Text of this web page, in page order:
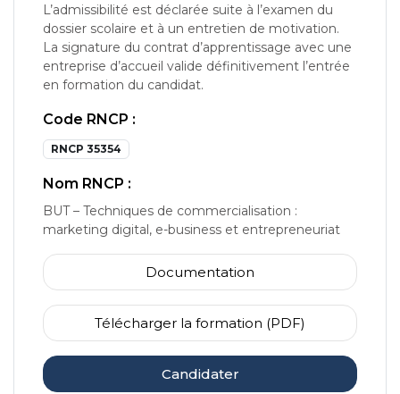
L’admissibilité est déclarée suite à l’examen du
dossier scolaire et à un entretien de motivation.
La signature du contrat d’apprentissage avec une
entreprise d’accueil valide définitivement l’entrée
en formation du candidat.
Code RNCP :
RNCP 35354
Nom RNCP :
BUT – Techniques de commercialisation :
marketing digital, e-business et entrepreneuriat
Documentation
Télécharger la formation (PDF)
Candidater